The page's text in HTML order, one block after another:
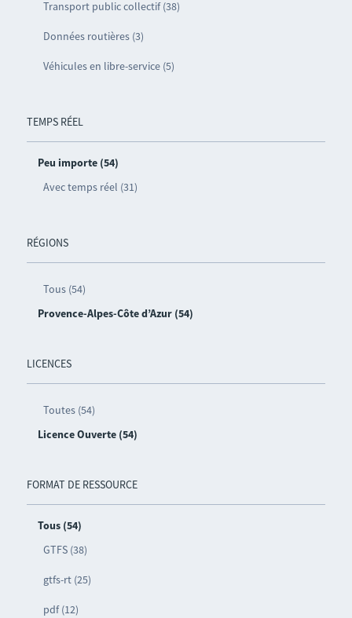
Transport public collectif (38)
Données routières (3)
Véhicules en libre-service (5)
TEMPS RÉEL
Peu importe (54)
Avec temps réel (31)
RÉGIONS
Tous (54)
Provence-Alpes-Côte d’Azur (54)
LICENCES
Toutes (54)
Licence Ouverte (54)
FORMAT DE RESSOURCE
Tous (54)
GTFS (38)
gtfs-rt (25)
pdf (12)